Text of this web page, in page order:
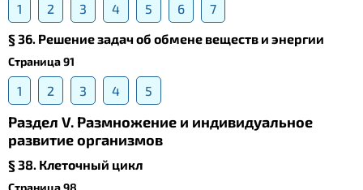
1 2 3 4 5 6
7
§ 36. Решение задач об обмене веществ и энергии
Страница 91
1 2 3 4 5
Раздел V. Размножение и индивидуальное
развитие организмов
§ 38. Клеточный цикл